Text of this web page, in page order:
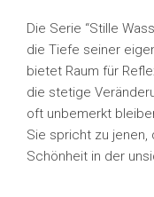
Die Serie “Stille
die Tiefe seiner
bietet Raum für
die stetige
oft unbemerkt
Sie spricht zu jenen,
Schönheit in der